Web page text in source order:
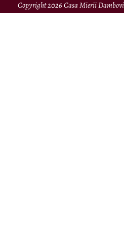
Copyright 2026 Casa Mierii